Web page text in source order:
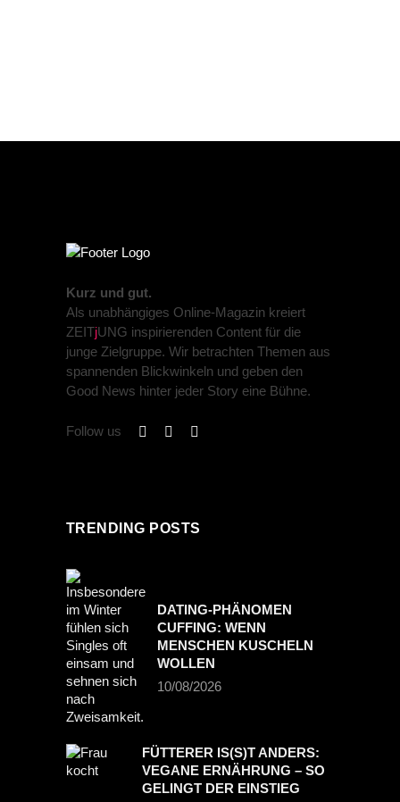
Kurz und gut.
Als unabhängiges Online-Magazin kreiert
ZEITjUNG inspirierenden Content für die
junge Zielgruppe. Wir betrachten Themen aus
spannenden Blickwinkeln und geben den
Good News hinter jeder Story eine Bühne.
Follow us
TRENDING POSTS
DATING-PHÄNOMEN
CUFFING: WENN
MENSCHEN KUSCHELN
WOLLEN
10/08/2026
FÜTTERER IS(S)T ANDERS:
VEGANE ERNÄHRUNG – SO
GELINGT DER EINSTIEG